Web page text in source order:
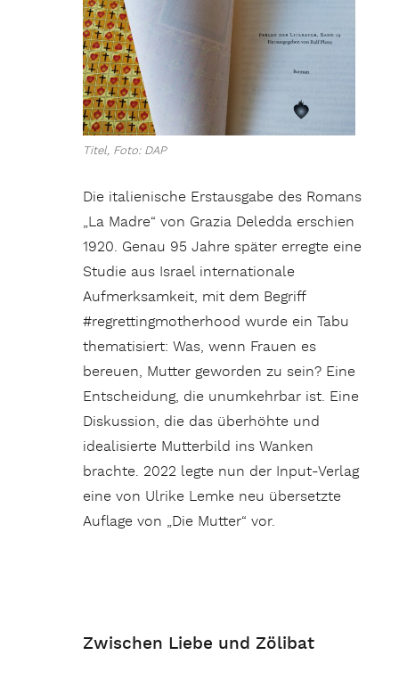
Titel, Foto: DAP
Die italienische Erstausgabe des Romans
„La Madre“ von Grazia Deledda erschien
1920. Genau 95 Jahre später erregte eine
Studie aus Israel internationale
Aufmerksamkeit, mit dem Begriff
#regrettingmotherhood wurde ein Tabu
thematisiert: Was, wenn Frauen es
bereuen, Mutter geworden zu sein? Eine
Entscheidung, die unumkehrbar ist. Eine
Diskussion, die das überhöhte und
idealisierte Mutterbild ins Wanken
brachte. 2022 legte nun der Input-Verlag
eine von Ulrike Lemke neu übersetzte
Auflage von „Die Mutter“ vor.
Zwischen Liebe und Zölibat